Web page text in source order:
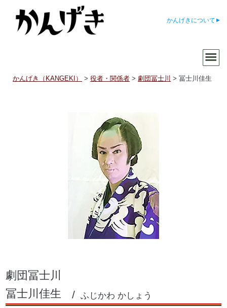
かんげきについて
かんげき（KANGEKI） >役者・関係者 >劇団冨士川 >冨士川佳生
劇団冨士川
冨士川佳生
ふじかわ かしょう